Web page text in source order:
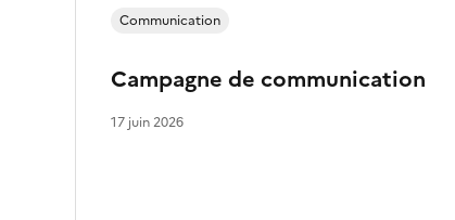
Campagne de communication
Communication
17 juin 2026